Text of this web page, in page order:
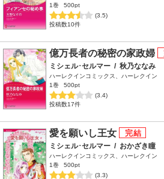
1巻
500pt
(3.5)
投稿数10件
億万長者の秘密の家政婦
ミシェル･セルマー / 秋乃ななみ
ハーレクインコミックス、ハーレクイン
1巻
500pt
(3.4)
投稿数17件
愛を願いし王女
ミシェル･セルマー / おかざき瞳
ハーレクインコミックス、ハーレクイン
1巻
500pt
(3.3)